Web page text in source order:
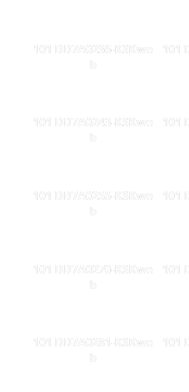
101 DD7A0236-KSKwe
b
101
101 DD7A0243-KSKwe
b
101
101 DD7A0255-KSKwe
b
101
101 DD7A0270-KSKwe
b
101
101 DD7A0281-KSKwe
b
101